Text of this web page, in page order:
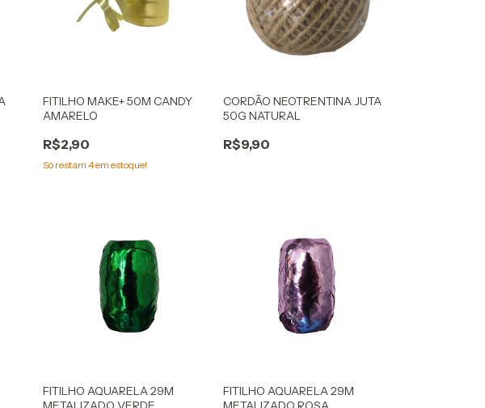
FITILHO MAKE+ 50M CANDY
AMARELO
R$2,90
Só restam4em estoque!
CORDÃO NEOTRENTINA JUTA
50G NATURAL
R$9,90
FITILHO AQUARELA 29M
FITILHO AQUARELA 29M